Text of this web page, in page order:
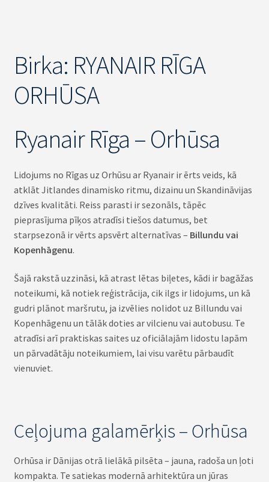
Birka: RYANAIR RĪGA
ORHŪSA
Ryanair Rīga – Orhūsa
Lidojums no Rīgas uz Orhūsu ar Ryanair ir ērts veids, kā
atklāt Jitlandes dinamisko ritmu, dizainu un Skandināvijas
dzīves kvalitāti. Reiss parasti ir sezonāls, tāpēc
pieprasījuma pīķos atradīsi tiešos datumus, bet
starpsezonā ir vērts apsvērt alternatīvas – Billundu vai
Kopenhāgenu.
Šajā rakstā uzzināsi, kā atrast lētas biļetes, kādi ir bagāžas
noteikumi, kā notiek reģistrācija, cik ilgs ir lidojums, un kā
gudri plānot maršrutu, ja izvēlies nolidot uz Billundu vai
Kopenhāgenu un tālāk doties ar vilcienu vai autobusu. Te
atradīsi arī praktiskas saites uz oficiālajām lidostu lapām
un pārvadātāju noteikumiem, lai visu varētu pārbaudīt
vienuviet.
Ceļojuma galamērķis – Orhūsa
Orhūsa ir Dānijas otrā lielākā pilsēta – jauna, radoša un ļoti
kompakta. Te satiekas modernā arhitektūra un jūras